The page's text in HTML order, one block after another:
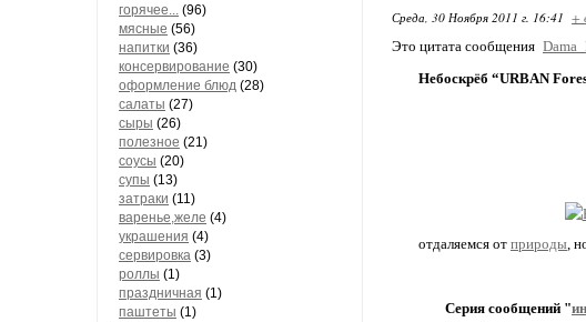
горячее... (96)
мясные (56)
напитки (36)
консервирование (30)
оформление блюд (28)
салаты (27)
сыры (26)
полезное (21)
соусы (20)
супы (13)
затраки (11)
варенье,желе (4)
украшения (4)
сервировка (3)
роллы (1)
праздничная (1)
паштеты (1)
Среда, 30 Ноября 2011 г. 16:41 +
Это цитата сообщения
Небоскрёб “URBAN
отдаляемся от природы,
Серия сообщений "